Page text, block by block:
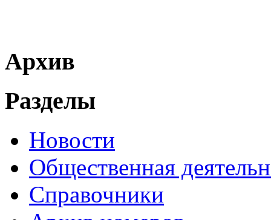
Архив
Разделы
Новости
Общественная
Справочники